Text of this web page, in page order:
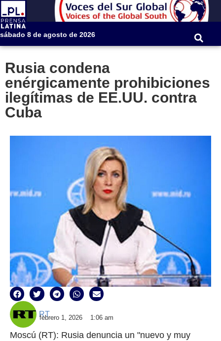
sábado 8 de agosto de 2026
Rusia condena
enérgicamente prohibiciones
ilegítimas de EE.UU. contra
Cuba
RT
febrero 1, 2026 1:06 am
Moscú (RT): Rusia denuncia un "nuevo y muy